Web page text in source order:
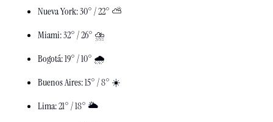
Nueva York: 30° / 22° ⛅️
Miami: 32° / 26° ⛈️
Bogotá: 19° / 10° 🌧️
Buenos Aires: 15° / 8° ☀️
Lima: 21° / 18° 🌥️